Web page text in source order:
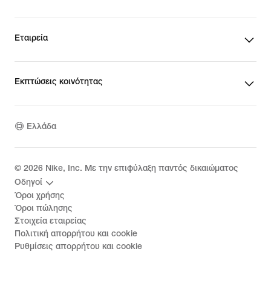
Εταιρεία
Εκπτώσεις κοινότητας
Ελλάδα
© 2026 Nike, Inc. Με την επιφύλαξη παντός δικαιώματος
Οδηγοί
Όροι χρήσης
Όροι πώλησης
Στοιχεία εταιρείας
Πολιτική απορρήτου και cookie
Ρυθμίσεις απορρήτου και cookie